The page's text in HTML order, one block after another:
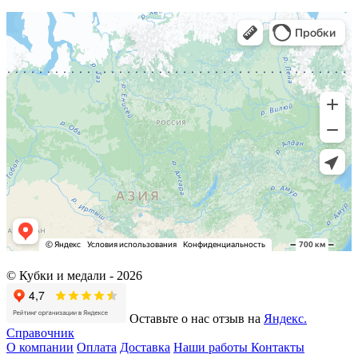
© Кубки и медали - 2026
Оставьте о нас отзыв на Яндекс.
Справочник
О компании Оплата Доставка Наши работы Контакты